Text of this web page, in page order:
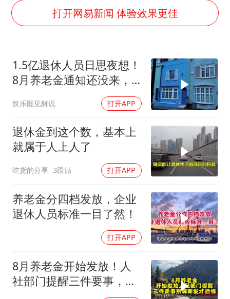
国乒男单横滨冠军赛全军覆没
38岁演员求职万岁山NPC成功
日本试射“战斧”导弹，国防部回应
胡彦斌韩磊 谁帮谁
“今天得有40℃了吧 为啥还不预警”
夯实基础开新局
打开网易新闻 体验效果更佳
1.5亿退休人员日思夜想！
8月养老金通知还没来，
娱乐圈见解说 打开APP
退休金到这个数，基本上
就属于人上人了
吃货的分享 3跟贴 打开APP
养老金分四档发放，企业
退休人员标准一目了然！
打开APP
8月养老金开始发放！人
社部门提醒三件要事，别